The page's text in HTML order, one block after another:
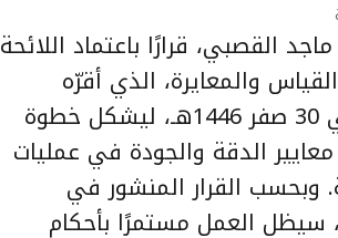
القصبي، قرارًا باعتماد اللائحة
والمعايرة، الذي أقرّه
مجلس الوزراء في 30 صفر 1446هـ، ليشكل خطوة
الدقة والجودة في عمليات
وبحسب القرار المنشور في
سيظل العمل مستمرًا بأحكام